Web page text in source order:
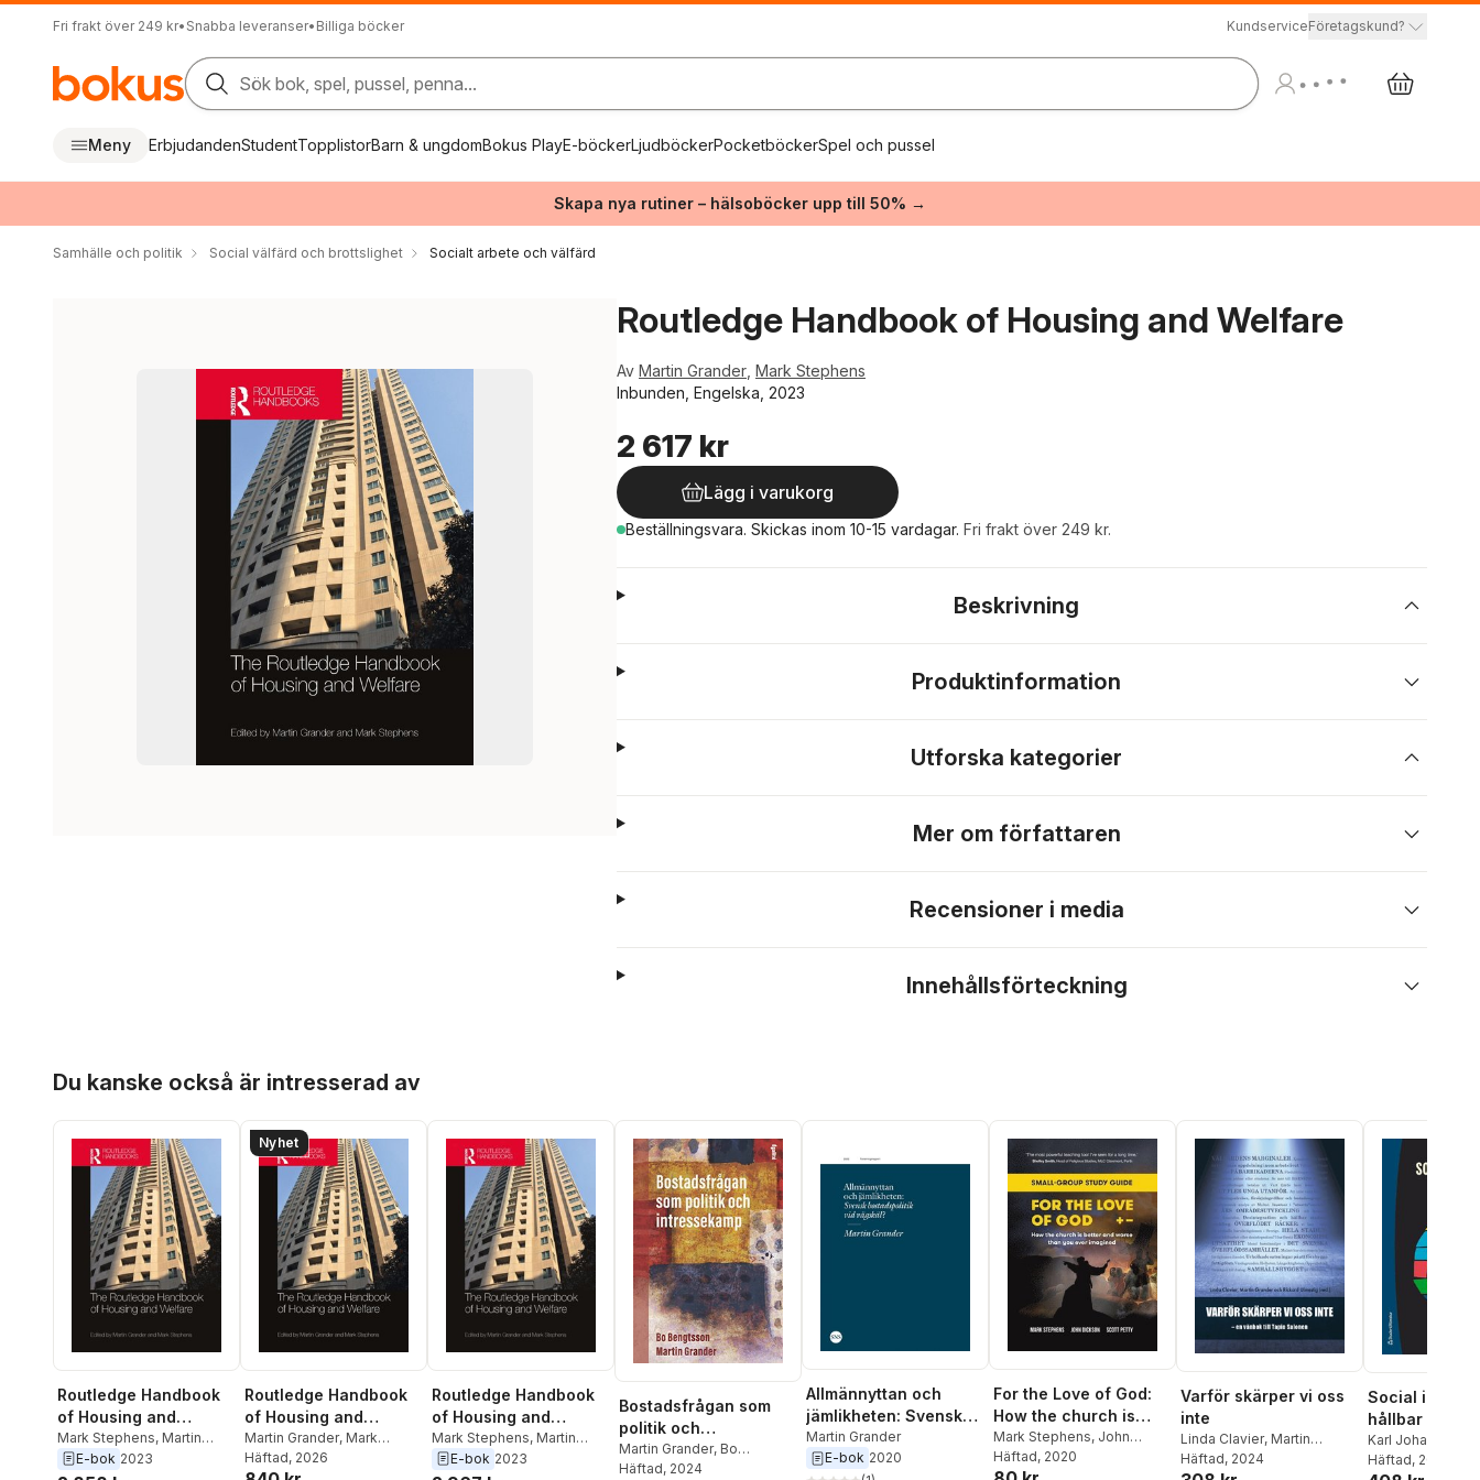
Fri frakt över 249 kr• Snabba leveranser• Billiga böcker KundserviceFöretagskund?
Sök bok, spel, pussel, penna...
Meny ErbjudandenStudentTopplistorBarn & ungdomBokus PlayE-böckerLjudböckerPocketböckerSpel och pussel
Skapa nya rutiner – hälsoböcker upp till 50% →
Samhälle och politik Social välfärd och brottslighet Socialt arbete och välfärd
Routledge Handbook of Housing and Welfare
Av Martin Grander Mark Stephens
Inbunden, Engelska, 2023
2 617 kr
Lägg i varukorg
Beställningsvara. Skickas inom 10-15 vardagar. Fri frakt över 249 kr.
Beskrivning
Produktinformation
Utforska kategorier
Mer om författaren
Recensioner i media
Innehållsförteckning
Du kanske också är intresserad av
Routledge Handbook
of Housing and
Welfare
Mark Stephens, Martin
Grander
E-bok 2023
Nyhet
Routledge Handbook
of Housing and
Welfare
Martin Grander, Mark
Stephens
Häftad, 2026
Routledge Handbook
of Housing and
Welfare
Mark Stephens, Martin
Grander
E-bok 2023
Bostadsfrågan som
politik och
intressekamp
Martin Grander, Bo
Bengtsson
Häftad, 2024
Allmännyttan och
jämlikheten: Svensk
bostadspolitik vid
vägskäl?
Martin Grander
E-bok 2020
For the Love of God:
How the church is
better and worse than
you ever imagined:
Mark Stephens, John
Dickson
Häftad, 2020
Varför skärper vi oss
inte
Linda Clavier, Martin
Grander ,Richard Ulmestig
Häftad, 2024
Social
hållbar
Karl Johan
Annika Egan
Häftad, 2022